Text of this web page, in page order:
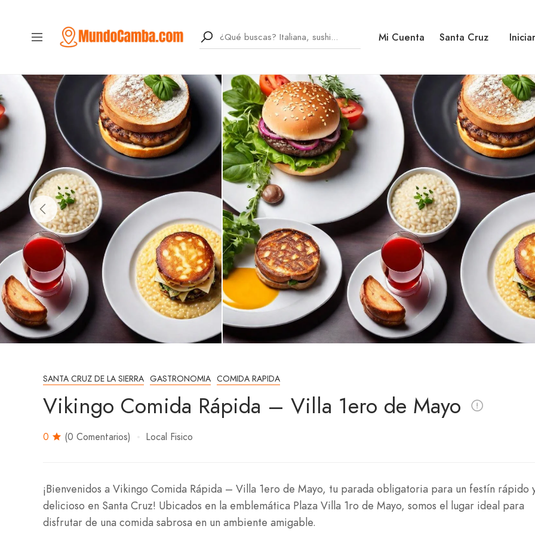
Mi Cuenta Santa Cruz
SANTA CRUZ DE LA SIERRA GASTRONOMIA COMIDA RAPIDA
Vikingo Comida Rápida – Villa 1ero de Mayo
0 (0 Comentarios) Local Fisico
¡Bienvenidos a Vikingo Comida Rápida – Villa 1ero de Mayo, tu parada obligatoria para un festín rápido
delicioso en Santa Cruz! Ubicados en la emblemática Plaza Villa 1ro de Mayo, somos el lugar ideal para
disfrutar de una comida sabrosa en un ambiente amigable.